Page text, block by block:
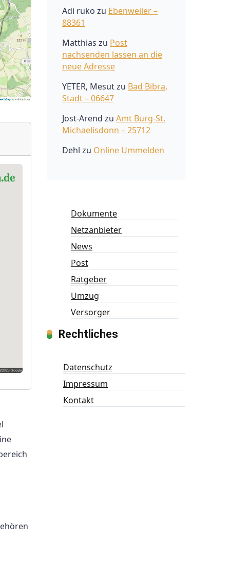
Adi ruko zu Ebenweiler –
88361
Matthias zu Post
nachsenden lassen an die
neue Adresse
YETER, Mesutzu Bad Bibra,
Stadt – 06647
Jost-Arend zu Amt Burg-St.
Michaelisdonn – 25712
Dehl zu Online Ummelden
Dokumente
Netzanbieter
News
Post
Ratgeber
Umzug
Versorger
Rechtliches
Datenschutz
Impressum
Kontakt